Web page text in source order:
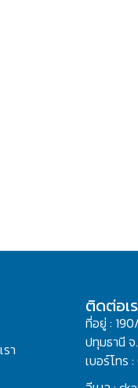
า
ติดต่อเ
ที่อยู่ :
ปทุมธานี
เบอร์โท